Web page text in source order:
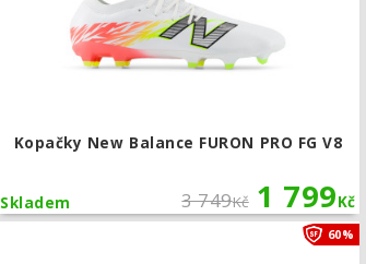
Kopačky New Balance FURON PRO FG V8
3 749Kč 1 799Kč
Skladem
60%